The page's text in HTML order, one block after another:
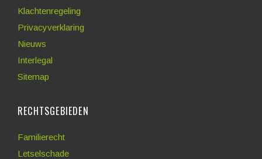
Klachtenregeling
Privacyverklaring
Nieuws
Interlegal
Sitemap
RECHTSGEBIEDEN
Familierecht
Letselschade